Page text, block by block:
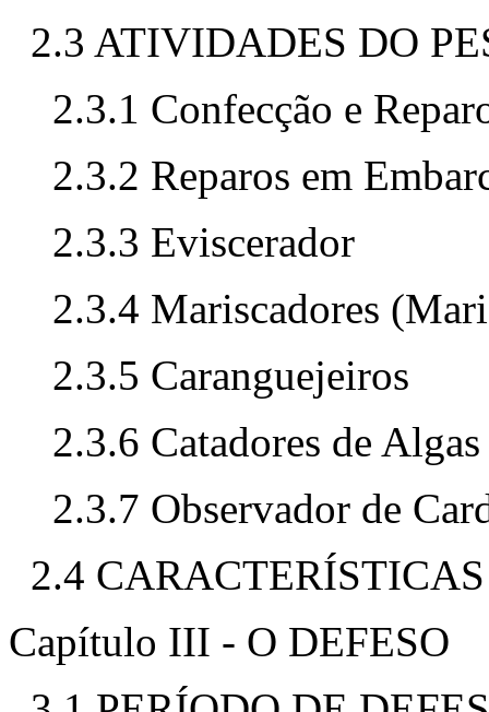
2.3 ATIVIDADES DO
2.3.1 Confecção e
2.3.2 Reparos em
2.3.3 Eviscerador
2.3.4 Mariscadores
2.3.5 Caranguejeiros
2.3.6 Catadores de Algas
2.3.7 Observador de
2.4
Capítulo III - O DEFESO